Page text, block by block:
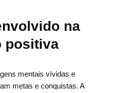
na
positiva
mentais vívidas e
metas e conquistas. A